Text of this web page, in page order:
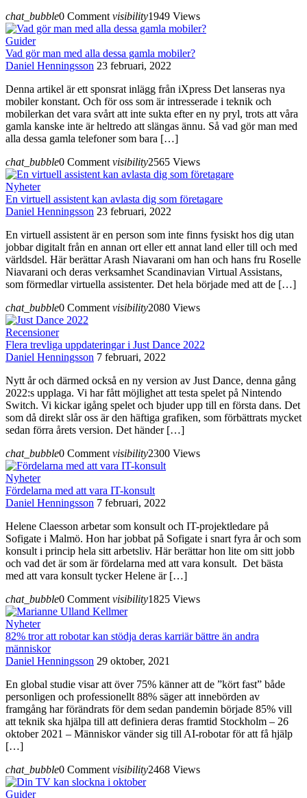
chat_bubble0 Comment visibility1949 Views
Guider
Vad gör man med alla dessa gamla mobiler?
Daniel Henningsson 23 februari, 2022
Denna artikel är ett sponsrat inlägg från iXpress Det lanseras nya
mobiler konstant. Och för oss som är intresserade i teknik och
mobilerkan det vara svårt att inte sukta efter en ny pryl, trots att våra
gamla kanske inte är heltredo att slängas ännu. Så vad gör man med
alla dessa gamla telefoner som bara […]
chat_bubble0 Comment visibility2565 Views
Nyheter
En virtuell assistent kan avlasta dig som företagare
Daniel Henningsson 23 februari, 2022
En virtuell assistent är en person som inte finns fysiskt hos dig utan
jobbar digitalt från en annan ort eller ett annat land eller till och med
världsdel. Här berättar Arash Niavarani om han och hans fru Roselle
Niavarani och deras verksamhet Scandinavian Virtual Assistans,
som förmedlar virtuella assistenter. Det hela började med att de […]
chat_bubble0 Comment visibility2080 Views
Recensioner
Flera trevliga uppdateringar i Just Dance 2022
Daniel Henningsson 7 februari, 2022
Nytt år och därmed också en ny version av Just Dance, denna gång
2022:s upplaga. Vi har fått möjlighet att testa spelet på Nintendo
Switch. Vi kickar igång spelet och bjuder upp till en första dans. Det
som då direkt slår oss är den häftiga grafiken, som förbättrats mycket
sedan förra årets version. Det händer […]
chat_bubble0 Comment visibility2300 Views
Nyheter
Fördelarna med att vara IT-konsult
Daniel Henningsson 7 februari, 2022
Helene Claesson arbetar som konsult och IT-projektledare på
Sofigate i Malmö. Hon har jobbat på Sofigate i snart fyra år och som
konsult i princip hela sitt arbetsliv. Här berättar hon lite om sitt jobb
och vad det är som är fördelarna med att vara konsult. Det bästa
med att vara konsult tycker Helene är […]
chat_bubble0 Comment visibility1825 Views
Nyheter
82% tror att robotar kan stödja deras karriär bättre än andra
människor
Daniel Henningsson 29 oktober, 2021
En global studie visar att över 75% känner att de ”kört fast” både
personligen och professionellt 88% säger att innebörden av
framgång har förändrats för dem sedan pandemin började 85% vill
att teknik ska hjälpa till att definiera deras framtid Stockholm – 26
oktober 2021 – Människor vänder sig till AI-robotar för att få hjälp
[…]
chat_bubble0 Comment visibility2468 Views
Guider